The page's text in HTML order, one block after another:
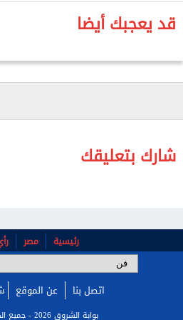
وكانت الدكتورة جيهان زكي،
الدكتور سامي عبدالحليم،
العالي للفنون المسرحية، الذي
قد يعجبك أيضا
شارك بتعليقك
رئيسية مصر
اتصل بنا عن الموقع
بوابة الشروق 2026 - جميع الحقوق محفوظة